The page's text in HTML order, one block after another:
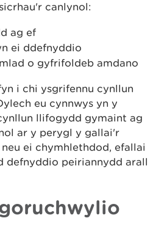
canlynol:
ag ef
ei ddefnyddio
o gyfrifoldeb amdano
i chi ysgrifennu cynllun
eu cynnwys yn y
llifogydd gymaint ag
ar y perygl y gallai'r
ei chymhlethdod, efallai
defnyddio peiriannydd arall